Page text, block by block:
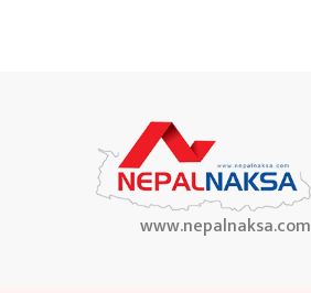
www.nepalnaksa.com